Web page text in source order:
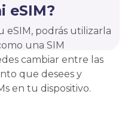
eSIM?
eSIM, podrás utilizarla
una SIM
cambiar entre las
que desees y
en tu dispositivo.